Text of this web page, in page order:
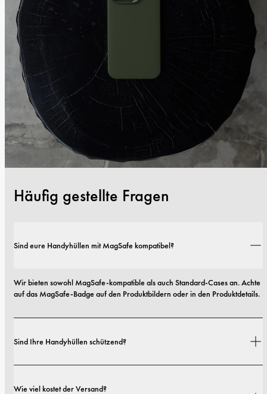
Häufig gestellte Fragen
Sind eure Handyhüllen mit MagSafe kompatibel?
Wir bieten sowohl MagSafe-kompatible als auch Standard-Cases an. Achte
auf das MagSafe-Badge auf den Produktbildern oder in den Produktdetails.
Sind Ihre Handyhüllen schützend?
Optionen von schlanken Profilen bis hin zu besonders robusten
Wie viel kostet der Versand?